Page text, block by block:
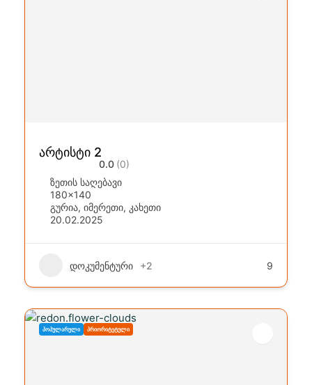
არტისტი 2
0.0 (0)
ზეთის საღებავი
180x140
გურია, იმერეთი, კახეთი
20.02.2025
დოკუმენტური +2 9
ᲞᲝᲞᲣᲚᲐᲠᲣᲚᲘ ᲞᲠᲘᲝᲠᲘᲢᲔᲢᲣᲚᲘ